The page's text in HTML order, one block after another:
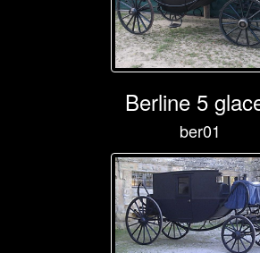
Berline 5
ber01